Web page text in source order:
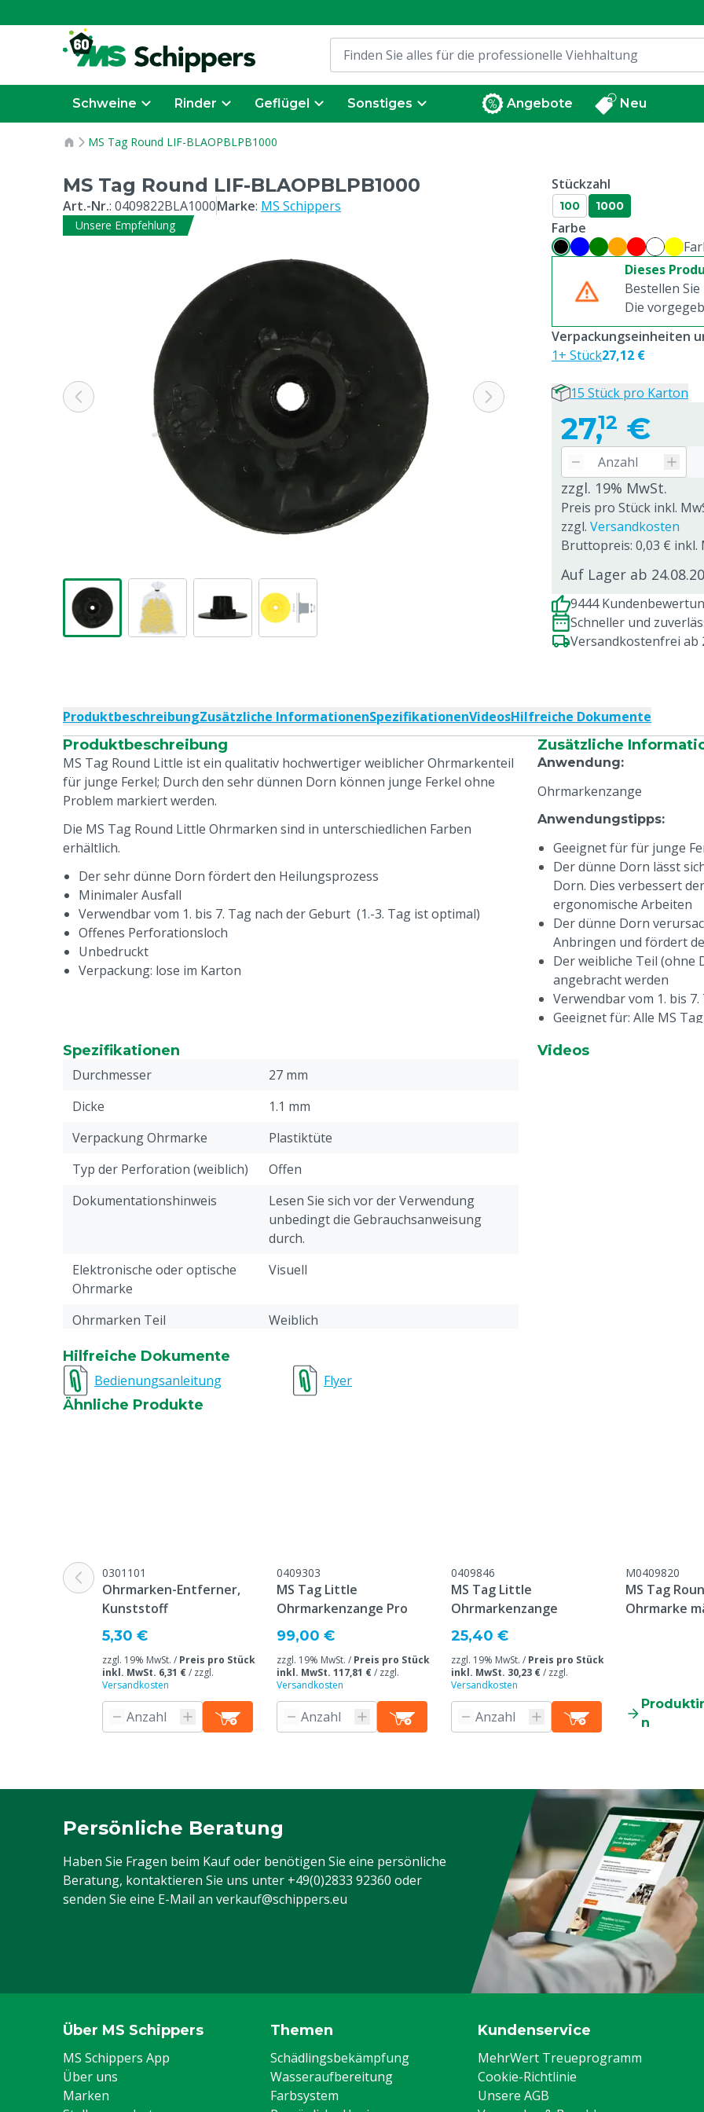
Schweine Rinder Geflügel Sonstiges Angebote Neu
MS Tag Round LIF-BLAOPBLPB1000
MS Tag Round LIF-BLAOPBLPB1000
Art.-Nr.: 0409822BLA1000Marke: MS Schippers
Unsere Empfehlung
Stückzahl
100 1000
Farbe
Dieses
Bestellen
Die
27,12 €
zzgl. 19% MwSt.
Preis pro Stück inkl.
zzgl. Versandkosten
Bruttopreis: 0,03 € inkl.
Auf Lager ab
Verpackungseinheiten
1+ Stück27,12 €
15 Stück pro Karton
9444
Schneller und
Versandkostenfrei ab
ProduktbeschreibungZusätzliche InformationenSpezifikationenVideosHilfreiche Dokumente
Produktbeschreibung
MS Tag Round Little ist ein qualitativ hochwertiger weiblicher Ohrmarkenteil
für junge Ferkel; Durch den sehr dünnen Dorn können junge Ferkel ohne
Problem markiert werden.
Die MS Tag Round Little Ohrmarken sind in unterschiedlichen Farben
erhältlich.
Der sehr dünne Dorn fördert den Heilungsprozess
Minimaler Ausfall
Verwendbar vom 1. bis 7. Tag nach der Geburt (1.-3. Tag ist optimal)
Offenes Perforationsloch
Unbedruckt
Verpackung: lose im Karton
Zusätzliche
Anwendung:
Ohrmarkenzange
Anwendungstipps:
Geeignet für für junge
Der dünne Dorn lässt
Dorn. Dies verbessert
ergonomische Arbeiten
Der dünne Dorn
Anbringen und fördert
Der weibliche Teil (ohne
angebracht werden
Verwendbar vom 1. bis
Geeignet für: Alle MS
Produktabmessungen
Spezifikationen
Durchmesser
27 mm
Dicke
1.1 mm
Verpackung Ohrmarke
Plastiktüte
Typ der Perforation (weiblich)
Offen
Dokumentationshinweis
Lesen Sie sich vor der Verwendung
unbedingt die Gebrauchsanweisung
durch.
Elektronische oder optische
Ohrmarke
Visuell
Ohrmarken Teil
Weiblich
Drucken
Pin-Typ Verbindung
Material
Webseite aufgeführt sind.
Stückzahl
1000
Farbe
Schwarz
Videos
Hilfreiche Dokumente
Bedienungsanleitung
Flyer
Ähnliche Produkte
0301101
Ohrmarken-Entferner,
Kunststoff
5,30 €
zzgl. 19% MwSt. / Preis pro Stück
inkl. MwSt. 6,31 €/ zzgl.
Versandkosten
0409303
MS Tag Little
Ohrmarkenzange Pro
99,00 €
zzgl. 19% MwSt. / Preis pro Stück
inkl. MwSt. 117,81 €/ zzgl.
Versandkosten
0409846
MS Tag Little
Ohrmarkenzange
25,40 €
zzgl. 19% MwSt. / Preis pro Stück
inkl. MwSt. 30,23 €/ zzgl.
Versandkosten
M0409820
MS Tag
Ohrmarke
n
Persönliche Beratung
Haben Sie Fragen beim Kauf oder benötigen Sie eine persönliche
Beratung, kontaktieren Sie uns unter +49(0)2833 92360 oder
senden Sie eine E-Mail an verkauf@schippers.eu
Über MS Schippers
MS Schippers App
Über uns
Marken
Themen
Schädlingsbekämpfung
Wasseraufbereitung
Farbsystem
Kundenservice
MehrWert Treueprogramm
Cookie-Richtlinie
Unsere AGB